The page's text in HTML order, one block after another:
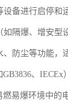
备进行启停和
隔爆、增安型
防尘等功能，
、IECEx
易爆环境中的